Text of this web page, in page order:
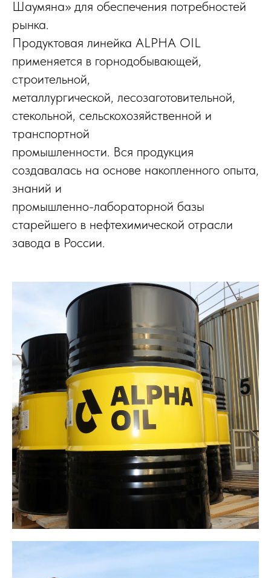
Шаумяна» для обеспечения потребностей
рынка.
Продуктовая линейка ALPHA OIL
применяется в горнодобывающей,
строительной,
металлургической, лесозаготовительной,
стекольной, сельскохозяйственной и
транспортной
промышленности. Вся продукция
создавалась на основе накопленного опыта,
знаний и
промышленно-лабораторной базы
старейшего в нефтехимической отрасли
завода в России.